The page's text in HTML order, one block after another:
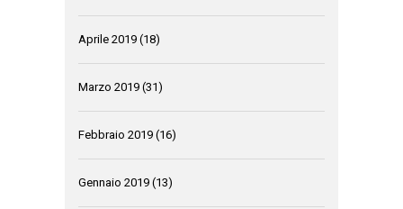
Aprile 2019 (18)
Marzo 2019 (31)
Febbraio 2019 (16)
Gennaio 2019 (13)